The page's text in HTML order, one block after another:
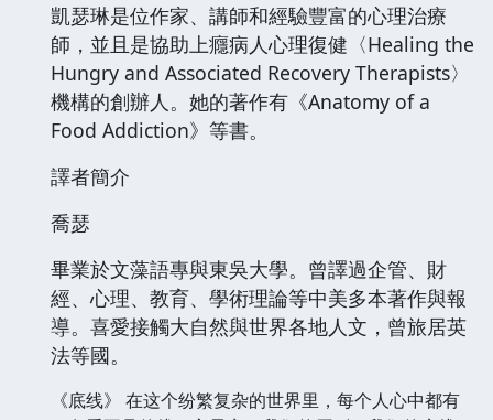
凱瑟琳是位作家、講師和經驗豐富的心理治療
師，並且是協助上癮病人心理復健〈Healing the
Hungry and Associated Recovery Therapists〉
機構的創辦人。她的著作有《Anatomy of a
Food Addiction》等書。
譯者簡介
喬瑟
畢業於文藻語專與東吳大學。曾譯過企管、財
經、心理、教育、學術理論等中美多本著作與報
導。喜愛接觸大自然與世界各地人文，曾旅居英
法等國。
《底线》 在这个纷繁复杂的世界里，每个人心中都有